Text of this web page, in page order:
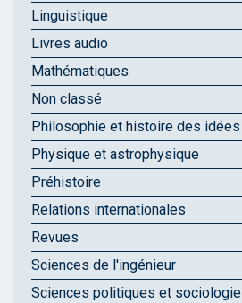
Linguistique
Livres audio
Mathématiques
Non classé
Philosophie et histoire des idées
Physique et astrophysique
Préhistoire
Relations internationales
Revues
Sciences de l'ingénieur
Sciences politiques et sociologie